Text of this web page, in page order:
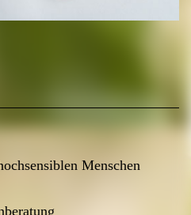
Menschen